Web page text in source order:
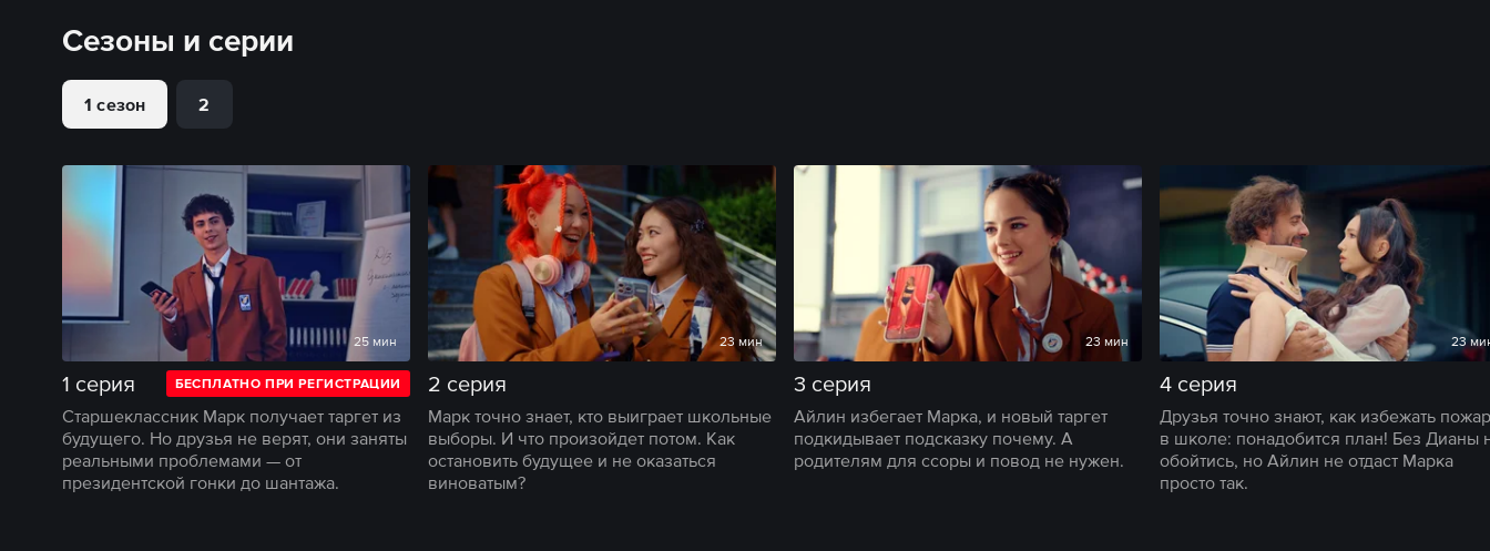
Сезоны и серии
1 сезон 2
25 мин
1 серия БЕСПЛАТНО ПРИ РЕГИСТРАЦИИ
Старшеклассник Марк получает таргет из
будущего. Но друзья не верят, они заняты
реальными проблемами — от
президентской гонки до шантажа.
23 мин
2 серия
Марк точно знает, кто выиграет школьные
выборы. И что произойдет потом. Как
остановить будущее и не оказаться
виноватым?
23 мин
3 серия
Айлин избегает Марка, и новый таргет
подкидывает подсказку почему. А
родителям для ссоры и повод не нужен.
23
4 серия
Друзья точно знают, как избежать
в школе: понадобится план! Без Дианы
обойтись, но Айлин не отдаст Марка
просто так.